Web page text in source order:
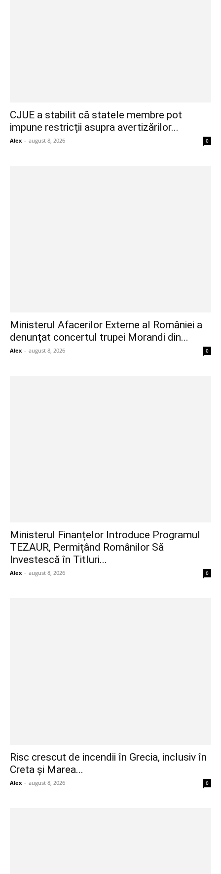
CJUE a stabilit că statele membre pot
impune restricții asupra avertizărilor...
Alex - august 8, 2026 0
Ministerul Afacerilor Externe al României a
denunțat concertul trupei Morandi din...
Alex - august 8, 2026 0
Ministerul Finanțelor Introduce Programul
TEZAUR, Permițând Românilor Să
Investescă în Titluri...
Alex - august 8, 2026 0
Risc crescut de incendii în Grecia, inclusiv în
Creta și Marea...
Alex - august 8, 2026 0